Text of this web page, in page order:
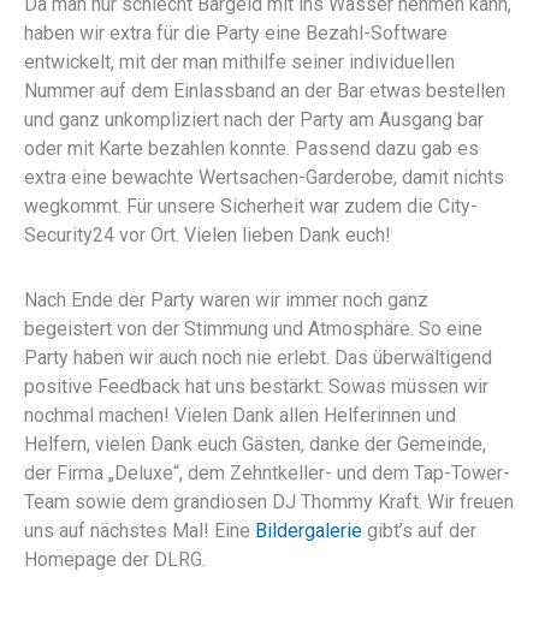
haben wir extra für die Party eine Bezahl-Software
entwickelt, mit der man mithilfe seiner individuellen
Nummer auf dem Einlassband an der Bar etwas bestellen
und ganz unkompliziert nach der Party am Ausgang bar
oder mit Karte bezahlen konnte. Passend dazu gab es
extra eine bewachte Wertsachen-Garderobe, damit nichts
wegkommt. Für unsere Sicherheit war zudem die City-
Security24 vor Ort. Vielen lieben Dank euch!
Nach Ende der Party waren wir immer noch ganz
begeistert von der Stimmung und Atmosphäre. So eine
Party haben wir auch noch nie erlebt. Das überwältigend
positive Feedback hat uns bestärkt: Sowas müssen wir
nochmal machen! Vielen Dank allen Helferinnen und
Helfern, vielen Dank euch Gästen, danke der Gemeinde,
der Firma „Deluxe“, dem Zehntkeller- und dem Tap-Tower-
Team sowie dem grandiosen DJ Thommy Kraft. Wir freuen
uns auf nächstes Mal! Eine Bildergalerie gibt’s auf der
Homepage der DLRG.